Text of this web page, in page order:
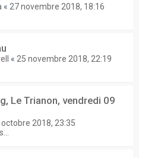
« 27 novembre 2018, 18:16
« 25 novembre 2018, 22:19
Le Trianon, vendredi 09
octobre 2018, 23:35